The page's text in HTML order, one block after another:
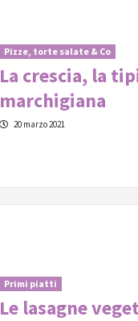
Pizze, torte salate & Co
La crescia, la
marchigiana
20 marzo 2021
Primi piatti
Le lasagne